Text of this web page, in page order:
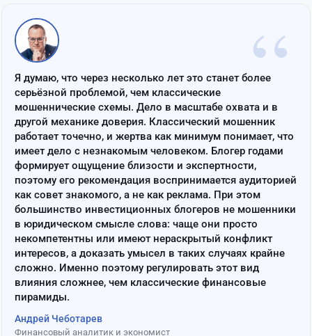
“
Я думаю, что через несколько лет это станет более
серьёзной проблемой, чем классические
мошеннические схемы. Дело в масштабе охвата и в
другой механике доверия. Классический мошенник
работает точечно, и жертва как минимум понимает, что
имеет дело с незнакомым человеком. Блогер годами
формирует ощущение близости и экспертности,
поэтому его рекомендация воспринимается аудиторией
как совет знакомого, а не как реклама. При этом
большинство инвестиционных блогеров не мошенники
в юридическом смысле слова: чаще они просто
некомпетентны или имеют нераскрытый конфликт
интересов, а доказать умысел в таких случаях крайне
сложно. Именно поэтому регулировать этот вид
влияния сложнее, чем классические финансовые
пирамиды.
Андрей Чеботарев
Финансовый аналитик и экономист